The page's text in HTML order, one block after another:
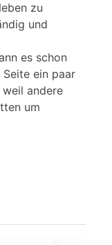
zu
und
es schon
ein paar
andere
um